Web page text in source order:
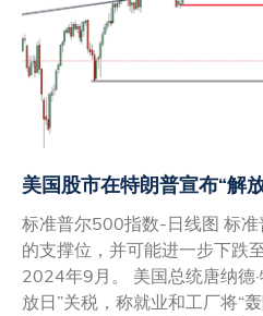
美国股市在特朗普宣布“解
标准普尔500指数-日线图 标
的支撑位，并可能进一步下跌
2024年9月。 美国总统唐纳德
放日”关税，称就业和工厂将“